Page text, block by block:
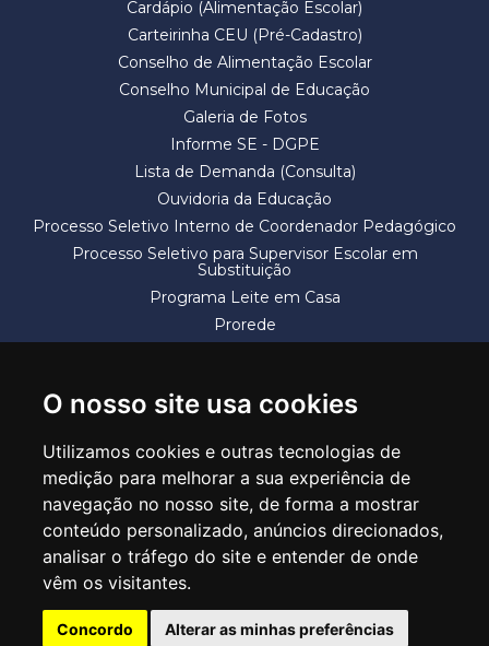
O nosso site usa cookies
Utilizamos cookies e outras tecnologias de
medição para melhorar a sua experiência de
navegação no nosso site, de forma a mostrar
conteúdo personalizado, anúncios direcionados,
analisar o tráfego do site e entender de onde
vêm os visitantes.
Concordo Alterar as minhas preferências
Cardápio (Alimentação Escolar)
Carteirinha CEU (Pré-Cadastro)
Conselho de Alimentação Escolar
Conselho Municipal de Educação
Galeria de Fotos
Informe SE - DGPE
Lista de Demanda (Consulta)
Ouvidoria da Educação
Processo Seletivo Interno de Coordenador Pedagógico
Processo Seletivo para Supervisor Escolar em
Substituição
Programa Leite em Casa
Prorede
SECRETARIA DE EDUCAÇÃO
Rua Claudino Barbosa, 313 - Macedo - Guarulhos/SP CEP 07113-040
Central de Atendimento: *55 11 2475-7300